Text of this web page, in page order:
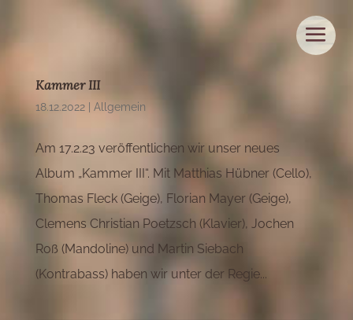
Kammer III
18.12.2022| Allgemein
Am 17.2.23 veröffentlichen wir unser neues
Album „Kammer III“. Mit Matthias Hübner (Cello),
Thomas Fleck (Geige), Florian Mayer (Geige),
Clemens Christian Poetzsch (Klavier), Jochen
Roß (Mandoline) und Martin Siebach
(Kontrabass) haben wir unter der Regie...